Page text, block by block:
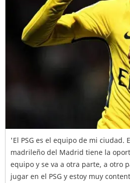
'El PSG es el equipo de mi ciudad.
madrileño del Madrid tiene la
equipo y se va a otra parte, a otro
jugar en el PSG y estoy muy